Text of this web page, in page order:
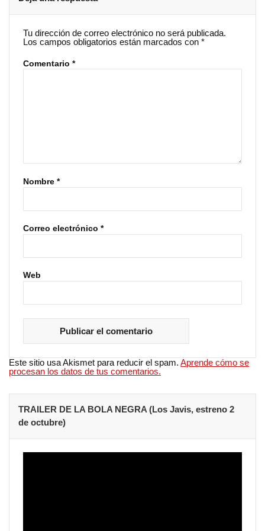
Tu dirección de correo electrónico no será publicada.
Los campos obligatorios están marcados con *
Comentario *
Nombre *
Correo electrónico *
Web
Este sitio usa Akismet para reducir el spam.Aprende cómo se
procesan los datos de tus comentarios.
TRAILER DE LA BOLA NEGRA (Los Javis, estreno 2
de octubre)